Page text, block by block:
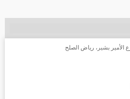
الأمير بشير، رياض الصلح